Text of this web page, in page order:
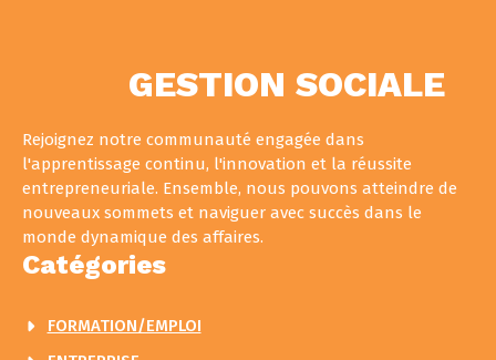
GESTION SOCIALE
Rejoignez notre communauté engagée dans
l'apprentissage continu, l'innovation et la réussite
entrepreneuriale. Ensemble, nous pouvons atteindre de
nouveaux sommets et naviguer avec succès dans le
monde dynamique des affaires.
Catégories
FORMATION/EMPLOI